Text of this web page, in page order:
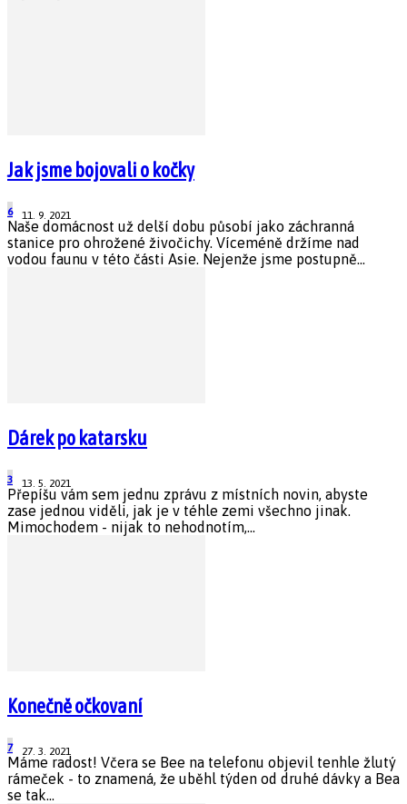
Jak jsme bojovali o kočky
11. 9. 2021
6
Naše domácnost už delší dobu působí jako záchranná
stanice pro ohrožené živočichy. Víceméně držíme nad
vodou faunu v této části Asie. Nejenže jsme postupně...
Dárek po katarsku
13. 5. 2021
3
Přepíšu vám sem jednu zprávu z místních novin, abyste
zase jednou viděli, jak je v téhle zemi všechno jinak.
Mimochodem - nijak to nehodnotím,...
Konečně očkovaní
27. 3. 2021
7
Máme radost! Včera se Bee na telefonu objevil tenhle žlutý
rámeček - to znamená, že uběhl týden od druhé dávky a Bea
se tak...